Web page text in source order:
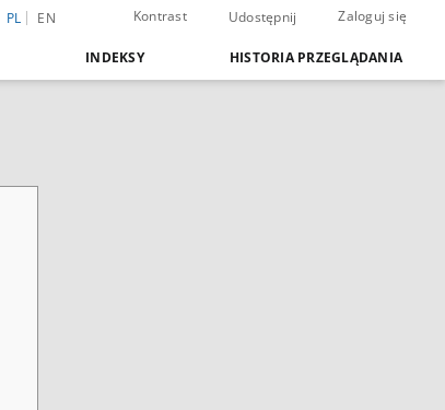
PL EN Kontrast Udostępnij Zaloguj się
INDEKSY HISTORIA PRZEGLĄDANIA